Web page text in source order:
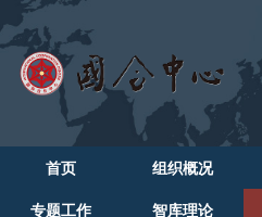
首页 组织概况
专题工作 智库理论